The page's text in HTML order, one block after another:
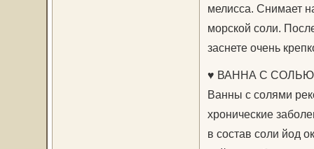
мелисса. Снимает
морской соли.
заснете очень
♥ ВАННА С
Ванны с солями
хронические
в состав соли йод